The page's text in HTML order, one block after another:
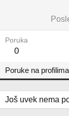
Poruka
0
Poruke na profilima
Još uvek nema